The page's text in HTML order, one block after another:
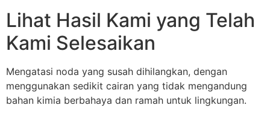
Lihat Hasil Kami yang Telah
Kami Selesaikan
Mengatasi noda yang susah dihilangkan, dengan
menggunakan sedikit cairan yang tidak mengandung
bahan kimia berbahaya dan ramah untuk lingkungan.